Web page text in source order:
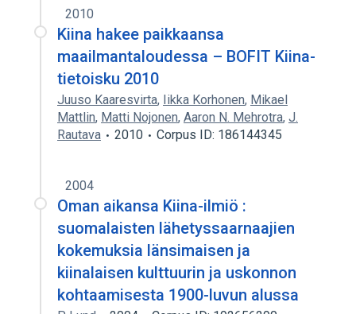
2010
Kiina hakee paikkaansa
maailmantaloudessa – BOFIT Kiina-
tietoisku 2010
Juuso Kaaresvirta, Iikka Korhonen, Mikael
Mattlin, Matti Nojonen, Aaron N. Mehrotra, J.
Rautava
2010 Corpus ID: 186144345
2004
Oman aikansa Kiina-ilmiö :
suomalaisten lähetyssaarnaajien
kokemuksia länsimaisen ja
kiinalaisen kulttuurin ja uskonnon
kohtaamisesta 1900-luvun alussa